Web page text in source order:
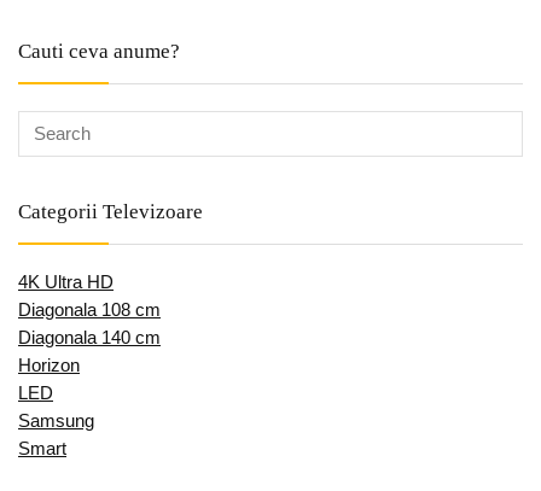
Cauti ceva anume?
Categorii Televizoare
4K Ultra HD
Diagonala 108 cm
Diagonala 140 cm
Horizon
LED
Samsung
Smart